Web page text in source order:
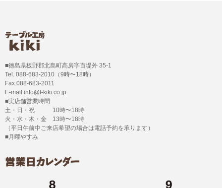
■徳島県板野郡北島町高房字百堤外 35-1
Tel. 088-683-2010（9時〜18時）
Fax.088-683-2011
E-mail info@t-kiki.co.jp
■実店舗営業時間
土・日・祝 10時〜18時
火・水・木・金 13時〜18時
（平日午前中ご来店希望の場合は電話予約を承ります）
■月曜やすみ